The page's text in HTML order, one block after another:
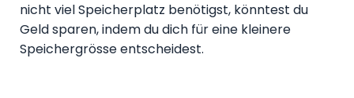
nicht viel Speicherplatz benötigst, könntest du
Geld sparen, indem du dich für eine kleinere
Speichergrösse entscheidest.